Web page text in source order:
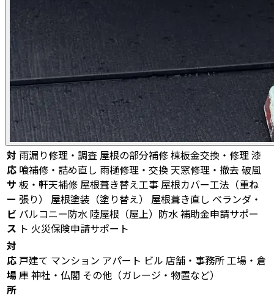
対
応
サ
ー
ビ
ス
雨漏り修理・調査 屋根の部分補修棟板金交換・修理漆
喰補修・詰め直し 雨樋修理・交換 天窓修理・撤去 破風
板・軒天補修 屋根葺き替え工事 屋根カバー工法（重ね
張り） 屋根塗装（塗り替え） 屋根葺き直し ベランダ・
バルコニー防水 陸屋根（屋上）防水補助金申請サポー
ト 火災保険申請サポート
対
応
場
所
戸建て マンション アパート ビル 店舗・事務所工場・倉
庫神社・仏閣 その他（ガレージ・物置など）